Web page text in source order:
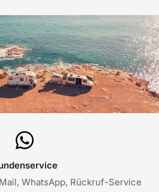
WhatsApp, Rückruf-Service